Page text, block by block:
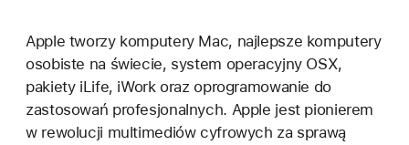
Apple tworzy komputery Mac, najlepsze komputery
osobiste na świecie, system operacyjny OSX,
pakiety iLife, iWork oraz oprogramowanie do
zastosowań profesjonalnych. Apple jest pionierem
w rewolucji multimediów cyfrowych za sprawą